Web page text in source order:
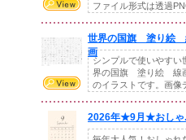
ファイル形式は透過
世界の国旗 塗り絵
画
シンプルで使いやすい
界の国旗 塗り絵 線
のイラストです。画像
2026年★9月★おしゃ